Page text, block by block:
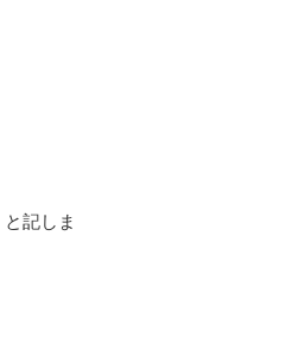
記しま